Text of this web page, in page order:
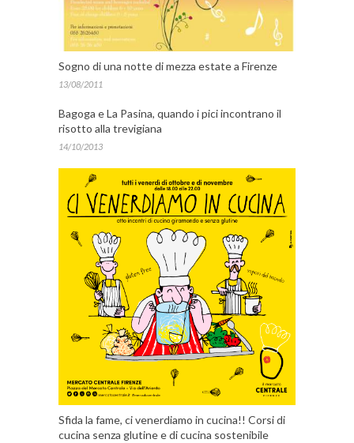
Sogno di una notte di mezza estate a Firenze
13/08/2011
Bagoga e La Pasina, quando i pici incontrano il
risotto alla trevigiana
14/10/2013
Sfida la fame, ci venerdiamo in cucina!! Corsi di
cucina senza glutine e di cucina sostenibile